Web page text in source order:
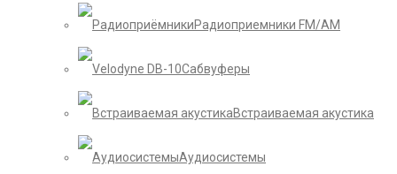
Радиоприемники FM/AM
Сабвуферы
Встраиваемая акустика
Аудиосистемы